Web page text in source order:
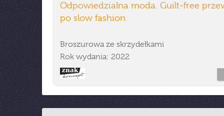
Odpowiedzialna moda. Guilt-free
po slow fashion
Broszurowa ze skrzydełkami
Rok wydania: 2022